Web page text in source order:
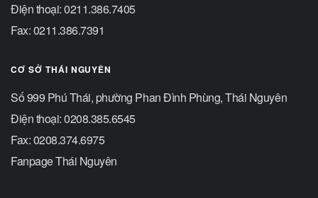
Điện thoại: 0211.386.7405
Fax: 0211.386.7391
CƠ SỞ THÁI NGUYÊN
Số 999 Phú Thái, phường Phan Đình Phùng, Thái Nguyên
Điện thoại: 0208.385.6545
Fax: 0208.374.6975
Fanpage Thái Nguyên